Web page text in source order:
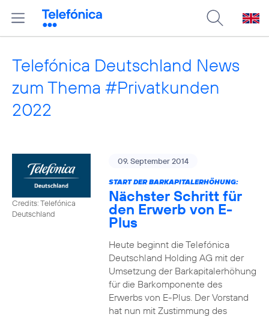
Telefónica Deutschland News
zum Thema #Privatkunden
2022
Credits: Telefónica
Deutschland
09. September 2014
START DER BARKAPITALERHÖHUNG:
Nächster Schritt für
den Erwerb von E-
Plus
Heute beginnt die Telefónica
Deutschland Holding AG mit der
Umsetzung der Barkapitalerhöhung
für die Barkomponente des
Erwerbs von E-Plus. Der Vorstand
hat nun mit Zustimmung des